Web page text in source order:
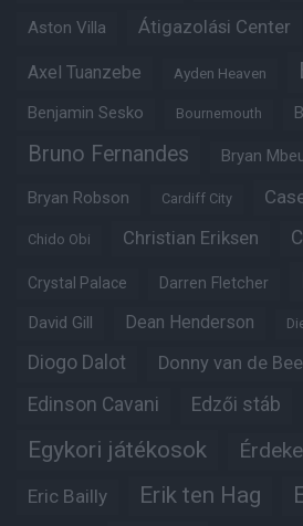
Aston Villa Átigazolási Center
Axel Tuanzebe Ayden Heaven
Benjamin Sesko Bournemouth
Bruno Fernandes Bryan
Bryan Robson Cardiff City
Chido Obi Christian Eriksen
Crystal Palace Darren Fletcher
David Gill Dean Henderson
Diogo Dalot Donny van de
Edinson Cavani Edzői stáb
Egykori játékosok
Eric Bailly Erik ten Hag